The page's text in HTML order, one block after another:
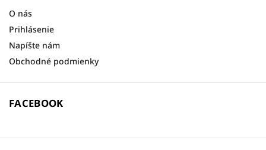
O nás
Prihlásenie
Napíšte nám
Obchodné podmienky
FACEBOOK